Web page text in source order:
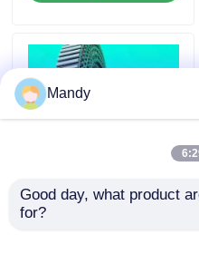
খবর
ব্লগ
UV প্রতিরোধের কালো ইনপুট
Mandy
Good day, what product
for?